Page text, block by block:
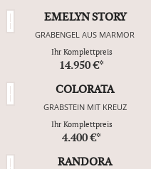
EMELYN STORY
GRABENGEL AUS MARMOR
Ihr Komplettpreis
14.950 €*
COLORATA
GRABSTEIN MIT KREUZ
Ihr Komplettpreis
4.400 €*
RANDORA